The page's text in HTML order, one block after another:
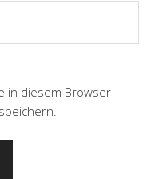
in diesem Browser